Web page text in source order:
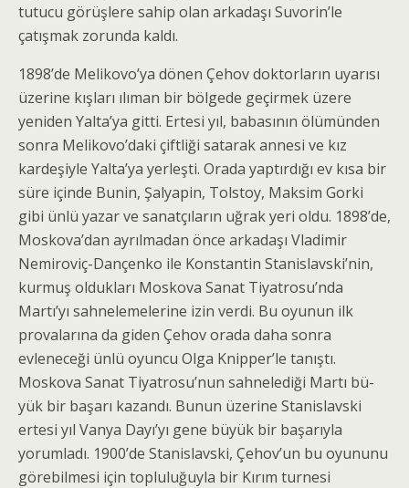
tutucu görüşlere sahip olan arkadaşı Suvorin’le
çatışmak zorunda kaldı.
1898’de Melikovo’ya dönen Çehov doktorların uyarısı
üzerine kışları ılıman bir bölgede geçirmek üzere
yeniden Yalta’ya gitti. Ertesi yıl, babasının ölümünden
sonra Melikovo’daki çiftliği satarak anne­si ve kız
kardeşiyle Yalta’ya yerleşti. Orada yaptırdığı ev kısa bir
süre içinde Bunin, Şalyapin, Tolstoy, Maksim Gorki
gibi ünlü yazar ve sanatçıların uğrak yeri oldu. 1898’de,
Moskova’dan ayrılmadan önce arkadaşı Vladimir
Nemiroviç-Dançenko ile Konstantin Stanislavski’nin,
kurmuş oldukları Moskova Sanat Tiyatrosu’nda
Martı’yı sahnelemelerine izin verdi. Bu oyunun ilk
provalarına da giden Çehov orada daha sonra
evleneceği ünlü oyuncu Olga Knipper’le tanıştı.
Moskova Sanat Tiyatrosu’nun sahnelediği Martı bü­
yük bir başarı kazandı. Bunun üzerine Stanislavski
ertesi yıl Vanya Dayı’yı gene büyük bir başarıyla
yorumladı. 1900’de Stanislavski, Çehov’un bu oyunu­nu
görebilmesi için topluluğuyla bir Kırım turnesi